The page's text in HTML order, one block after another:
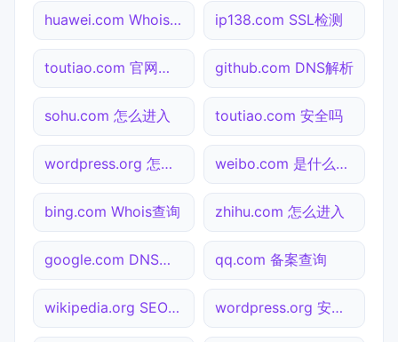
huawei.com Whois查询 ip138.com SSL检测
toutiao.com 官网入口 github.com DNS解析
sohu.com 怎么进入 toutiao.com 安全吗
wordpress.org 怎么进入 weibo.com 是什么网站
bing.com Whois查询 zhihu.com 怎么进入
google.com DNS解析 qq.com 备案查询
wikipedia.org SEO体检 wordpress.org 安全吗